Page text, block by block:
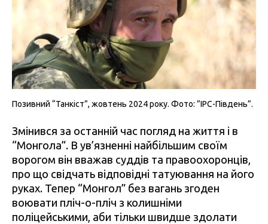
Позивний “Танкіст”, жовтень 2024 року. Фото: ”IPC-Південь”.
Змінився за останній час погляд на життя і в
“Монгола”. В ув’язненні найбільшим своїм
ворогом він вважав суддів та правоохоронців,
про що свідчать відповідні татуювання на його
руках. Тепер “Монгол” без вагань згоден
воювати пліч-о-пліч з колишніми
поліцейськими, аби тільки швидше здолати